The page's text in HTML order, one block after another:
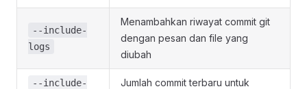
--include-
logs
Menambahkan riwayat commit git
dengan pesan dan file yang
diubah
--include-
Jumlah commit terbaru untuk